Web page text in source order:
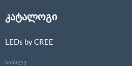
კატალოგი
LEDs by CREE
სიახლე